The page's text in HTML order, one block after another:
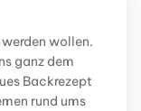
wollen.
ganz dem
Backrezept
rund ums